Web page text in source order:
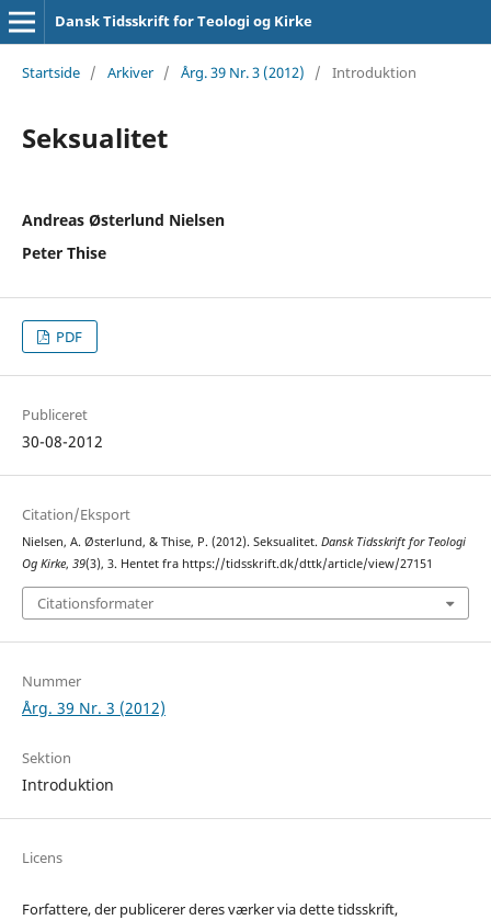
Dansk Tidsskrift for Teologi og Kirke
Startside / Arkiver / Årg. 39 Nr. 3 (2012) / Introduktion
Seksualitet
Andreas Østerlund Nielsen
Peter Thise
PDF
Publiceret
30-08-2012
Citation/Eksport
Nielsen, A. Østerlund, & Thise, P. (2012). Seksualitet. Dansk Tidsskrift for Teologi
Og Kirke, 39(3), 3. Hentet fra https://tidsskrift.dk/dttk/article/view/27151
Citationsformater
Nummer
Årg. 39 Nr. 3 (2012)
Sektion
Introduktion
Licens
Forfattere, der publicerer deres værker via dette tidsskrift,